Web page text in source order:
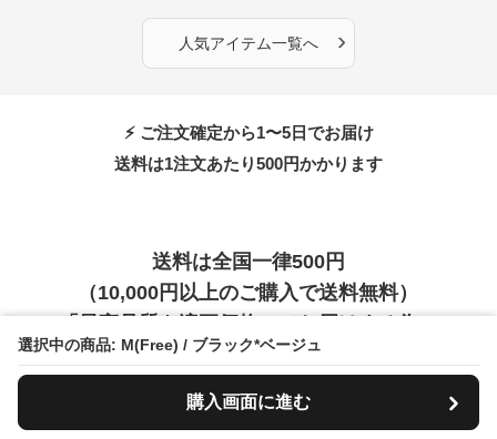
選択中の商品: M(Free) / ブラック*ベージュ
購入画面に進む
人気アイテム一覧へ ›
⚡ ご注文確定から1〜5日でお届け
送料は1注文あたり500円かかります
送料は全国一律500円
（10,000円以上のご購入で送料無料）
「最高品質を適正価格」でお届けする為、
お時間をいただく商品もございます。